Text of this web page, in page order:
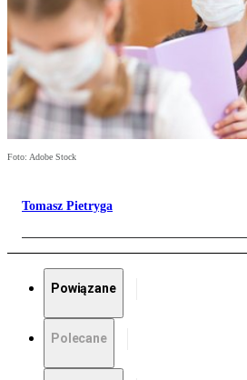
Foto: Adobe Stock
Tomasz Pietryga
Powiązane
Polecane